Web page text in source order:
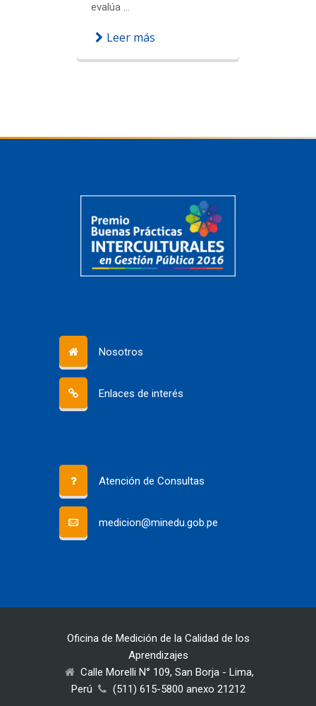
evalúa ...
Leer más
Nosotros
Enlaces de interés
Atención de Consultas
medicion@minedu.gob.pe
Oficina de Medición de la Calidad de los
Aprendizajes
Calle Morelli N° 109, San Borja - Lima,
Perú
(511) 615-5800 anexo 21212